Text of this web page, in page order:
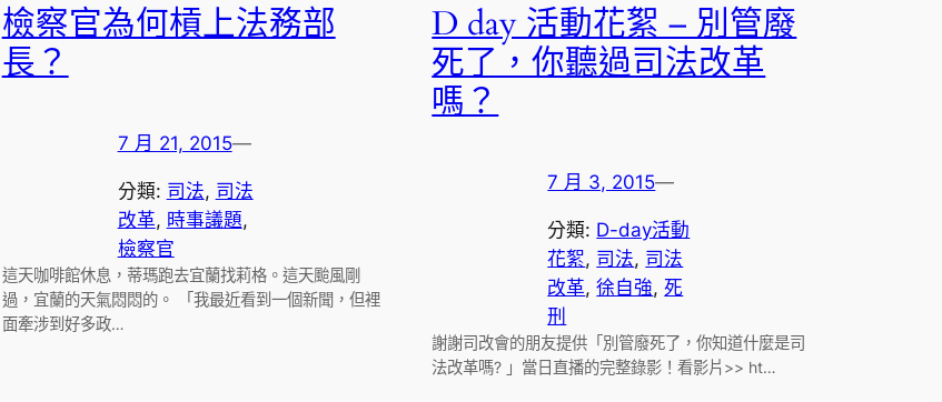
檢察官為何槓上法務部
長？
7 月 21, 2015—
分類: 司法, 司法
改革, 時事議題
檢察官
這天咖啡館休息，蒂瑪跑去宜蘭找莉格。這天颱風剛
過，宜蘭的天氣悶悶的。 「我最近看到一個新聞，但裡
面牽涉到好多政…
D day 活動花絮 – 別管廢
死了，你聽過司法改革
嗎？
7 月 3, 2015—
分類: D-day活動
花絮, 司法, 司法
改革, 徐自強, 死
刑
謝謝司改會的朋友提供「別管廢死了，你知道什麼是司
法改革嗎? 」當日直播的完整錄影！看影片>> ht…